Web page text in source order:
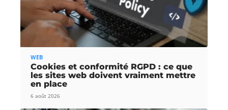
WEB
Cookies et conformité RGPD : ce que
les sites web doivent vraiment mettre
en place
6 août 2026